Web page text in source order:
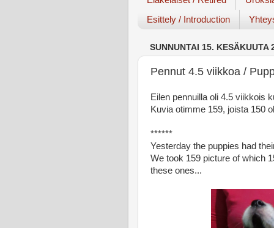
Esittely / Introduction
SUNNUNTAI 15. KESÄKUUTA
Pennut 4.5 viikkoa /
Eilen pennuilla oli 4.5 viikkois
Kuvia otimme 159, joista 150
******
Yesterday the puppies had
We took 159 picture of which
these ones...